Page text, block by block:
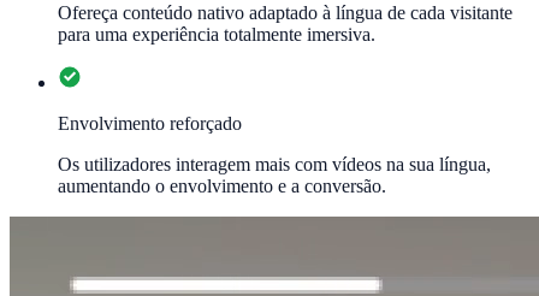
Ofereça conteúdo nativo adaptado à língua de cada visitante
para uma experiência totalmente imersiva.
Envolvimento reforçado
Os utilizadores interagem mais com vídeos na sua língua,
aumentando o envolvimento e a conversão.